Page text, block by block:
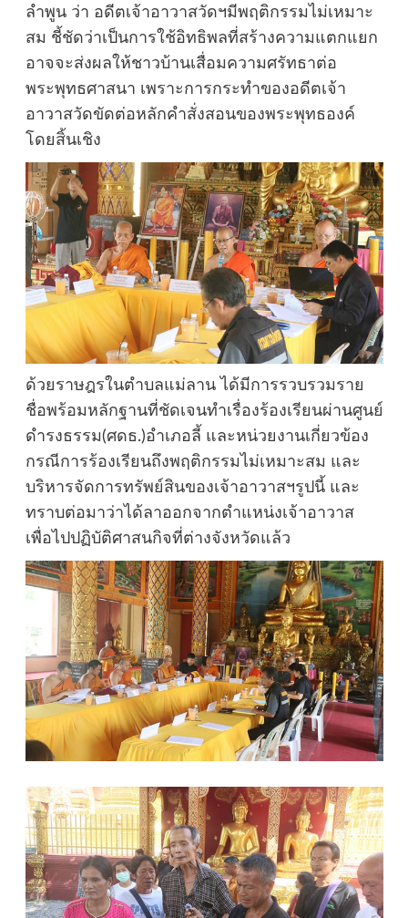
ลำพูน ว่า อดีตเจ้าอาวาสวัดฯมีพฤติกรรมไม่เหมาะ
สม ชี้ชัดว่าเป็นการใช้อิทธิพลที่สร้างความแตกแยก
อาจจะส่งผลให้ชาวบ้านเสื่อมความศรัทธาต่อ
พระพุทธศาสนา เพราะการกระทำของอดีตเจ้า
อาวาสวัดขัดต่อหลักคำสั่งสอนของพระพุทธองค์
โดยสิ้นเชิง
ด้วยราษฎรในตำบลแม่ลาน ได้มีการรวบรวมราย
ชื่อพร้อมหลักฐานที่ชัดเจนทำเรื่องร้องเรียนผ่านศูนย์
ดำรงธรรม(ศดธ.)อำเภอลี้ และหน่วยงานเกี่ยวข้อง
กรณีการร้องเรียนถึงพฤติกรรมไม่เหมาะสม และ
บริหารจัดการทรัพย์สินของเจ้าอาวาสฯรูปนี้ และ
ทราบต่อมาว่าได้ลาออกจากตำแหน่งเจ้าอาวาส
เพื่อไปปฏิบัติศาสนกิจที่ต่างจังหวัดแล้ว